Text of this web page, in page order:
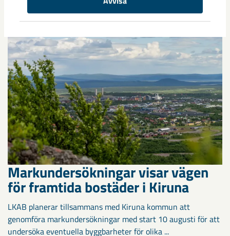
när ungdomslandslag från Sverige, Norge, Portugal och
Spanien möttes i Scandiberico ...
Markundersökningar visar vägen
för framtida bostäder i Kiruna
LKAB planerar tillsammans med Kiruna kommun att
genomföra markundersökningar med start 10 augusti för att
undersöka eventuella byggbarheter för olika ...